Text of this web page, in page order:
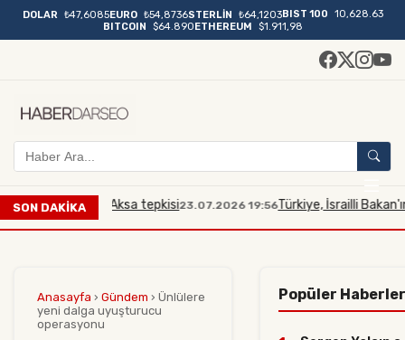
DOLAR ₺47,6085EURO ₺54,8736STERLİN ₺64,1203BIST 100
10,628.63
BITCOIN
$64.890ETHEREUM $1.911,98
SON DAKİKA
Mescidi Aksa tepkisi23.07.2026 19:56Türkiye, İsrailli Bakan'ın
Anasayfa › Gündem › Ünlülere
yeni dalga uyuşturucu
operasyonu
Popüler Haberler